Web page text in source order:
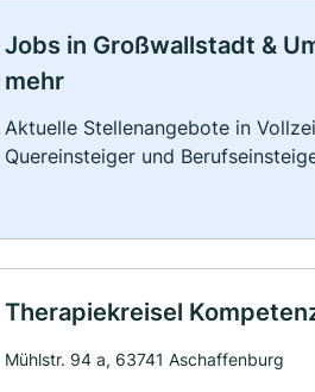
Jobs in Großwallstadt &
mehr
Aktuelle Stellenangebote in
Quereinsteiger und
Therapiekreisel
Mühlstr. 94 a, 63741 Aschaffenburg